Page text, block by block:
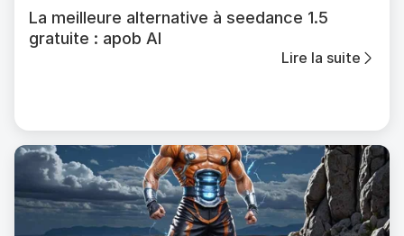
La meilleure alternative à seedance 1.5
gratuite : apob AI
Lire la suite